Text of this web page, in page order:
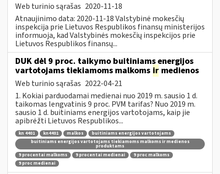
Web turinio sąrašas 2020-11-18
Atnaujinimo data: 2020-11-18 Valstybinė mokesčių
inspekcija prie Lietuvos Respublikos finansų ministerijos
informuoja, kad Valstybinės mokesčių inspekcijos prie
Lietuvos Respublikos finansų...
DUK dėl 9 proc. taikymo buitiniams energijos
vartotojams tiekiamoms malkoms ir medienos
Web turinio sąrašas 2022-04-21
1. Kokiai parduodamai medienai nuo 2019 m. sausio 1 d.
taikomas lengvatinis 9 proc. PVM tarifas? Nuo 2019 m.
sausio 1 d. buitiniams energijos vartotojams, kaip jie
apibrėžti Lietuvos Respublikos...
kn 4401 kn4401 malkos
buitiniams energijos vartotojams
buitiniams energijos vartotojams tiekiamoms malkoms ir medienos
produktams
9 procentai malkoms
9 procentai medienai
9 proc malkoms
9 proc medienai